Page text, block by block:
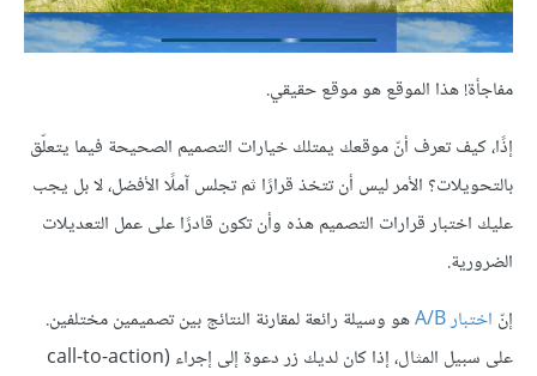
مفاجأة! هذا الموقع هو موقع حقيقي.
إذًا، كيف تعرف أنّ موقعك يمتلك خيارات التصميم الصحيحة فيما يتعلّق
بالتحويلات؟ الأمر ليس أن تتخذ قرارًا ثم تجلس آملًا الأفضل، لا بل يجب
عليك اختبار قرارات التصميم هذه وأن تكون قادرًا على عمل التعديلات
الضرورية.
إنّ اختبار A/B
هو وسيلة رائعة لمقارنة النتائج بين تصميمين مختلفين.
على سبيل المثال، إذا كان لديك زر دعوة إلى إجراء (call-to-action